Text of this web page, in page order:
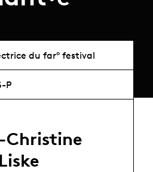
du far° festival
P
Christine
Liske